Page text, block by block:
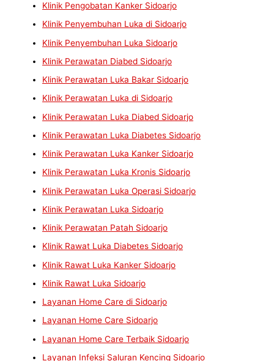
Klinik Pengobatan Kanker Sidoarjo
Klinik Penyembuhan Luka di Sidoarjo
Klinik Penyembuhan Luka Sidoarjo
Klinik Perawatan Diabed Sidoarjo
Klinik Perawatan Luka Bakar Sidoarjo
Klinik Perawatan Luka di Sidoarjo
Klinik Perawatan Luka Diabed Sidoarjo
Klinik Perawatan Luka Diabetes Sidoarjo
Klinik Perawatan Luka Kanker Sidoarjo
Klinik Perawatan Luka Kronis Sidoarjo
Klinik Perawatan Luka Operasi Sidoarjo
Klinik Perawatan Luka Sidoarjo
Klinik Perawatan Patah Sidoarjo
Klinik Rawat Luka Diabetes Sidoarjo
Klinik Rawat Luka Kanker Sidoarjo
Klinik Rawat Luka Sidoarjo
Layanan Home Care di Sidoarjo
Layanan Home Care Sidoarjo
Layanan Home Care Terbaik Sidoarjo
Layanan Infeksi Saluran Kencing Sidoarjo